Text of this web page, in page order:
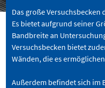
Das große Versuchsbecken
Es bietet aufgrund seiner
Bandbreite an
Versuchsbecken bietet
Wänden, die es
Außerdem befindet sich im